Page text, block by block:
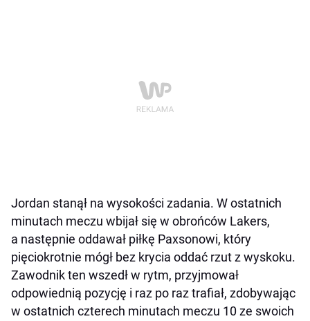
Jordan stanął na wysokości zadania. W ostatnich
minutach meczu wbijał się w obrońców Lakers,
a następnie oddawał piłkę Paxsonowi, który
pięciokrotnie mógł bez krycia oddać rzut z wyskoku.
Zawodnik ten wszedł w rytm, przyjmował
odpowiednią pozycję i raz po raz trafiał, zdobywając
w ostatnich czterech minutach meczu 10 ze swoich